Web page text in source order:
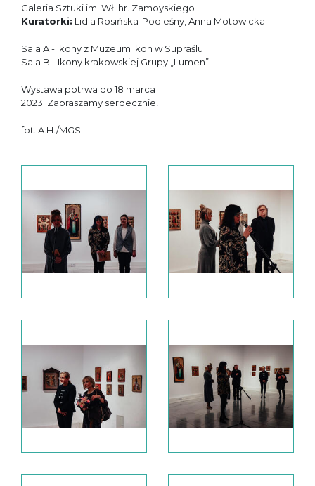
Galeria Sztuki im. Wł. hr. Zamoyskiego
Kuratorki: Lidia Rosińska-Podleśny, Anna Motowicka
Sala A - Ikony z Muzeum Ikon w Supraślu
Sala B - Ikony krakowskiej Grupy „Lumen”
Wystawa potrwa do 18 marca
2023. Zapraszamy serdecznie!
fot. A.H./MGS